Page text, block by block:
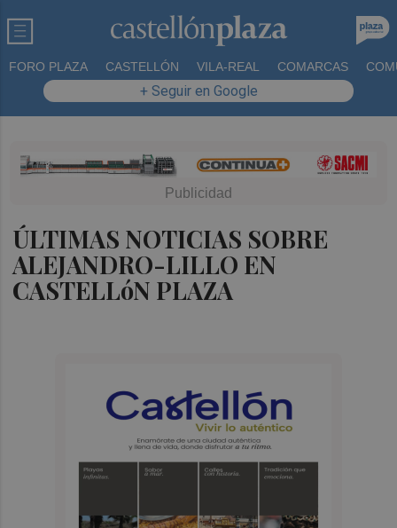
FORO PLAZA CASTELLÓN VILA-REAL COMARCAS
+ Seguir en Google
ÚLTIMAS NOTICIAS SOBRE
ALEJANDRO-LILLO EN
CASTELLóN PLAZA